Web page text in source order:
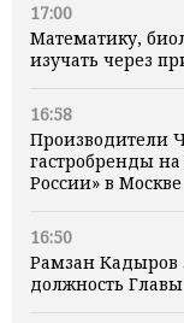
17:00
Математику,
изучать через
16:58
Производители
гастробренды
России» в Москве
16:50
Рамзан Кадыров
должность